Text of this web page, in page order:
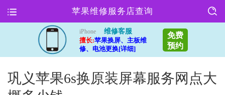
苹果维修服务店查询
iPhone
维修客服
擅长:苹果换屏、主板维
修、电池更换[详细]
免费
预约
巩义苹果6s换原装屏幕服务网点大